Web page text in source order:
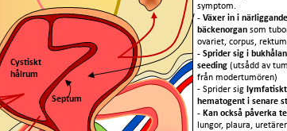
symptom.
- Växer in i närliggande
bäckenorgan som
ovariet, corpus,
- Sprider sig i bukhålan
seeding (utsådd av
från modertumören)
- Sprider sig lymfatiskt
hematogent i senare
- Kan också påverka
lungor, plaura,
Cystiskt
hålrum
Septum